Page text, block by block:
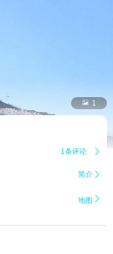
 1
1条评论 
简介 
地图 